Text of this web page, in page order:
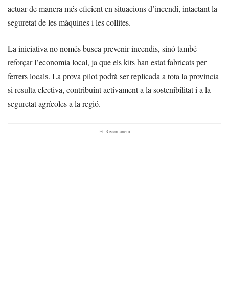
actuar de manera més eficient en situacions d’incendi, intactant la
seguretat de les màquines i les collites.
La iniciativa no només busca prevenir incendis, sinó també
reforçar l’economia local, ja que els kits han estat fabricats per
ferrers locals. La prova pilot podrà ser replicada a tota la província
si resulta efectiva, contribuint activament a la sostenibilitat i a la
seguretat agrícoles a la regió.
- Et Recomanem -